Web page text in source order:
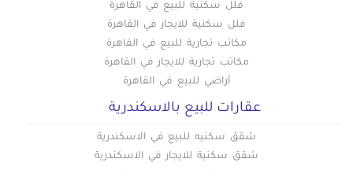
فلل سكنية للبيع في القاهرة
فلل سكنية للايجار في القاهرة
مكاتب تجارية للبيع في القاهرة
مكاتب تجارية للايجار في القاهرة
أراضي للبيع في القاهرة
عقارات للبيع بالاسكندرية
شقق سكنيه للبيع في الاسكندرية
شقق سكنية للايجار في الاسكندرية